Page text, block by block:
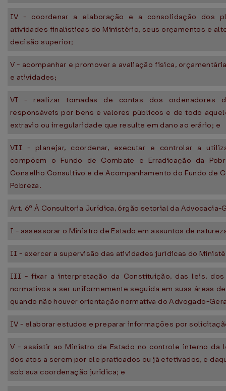
IV - coordenar a elaboração e a consolidação dos
atividades finalísticas do Ministério, seus orçamentos e
decisão superior;
V - acompanhar e promover a avaliação física,
e atividades;
VI - realizar tomadas de contas dos ordenadores
responsáveis por bens e valores públicos e de todo
extravio ou irregularidade que resulte em dano ao erário; e
VII - planejar, coordenar, executar e controlar a
compõem o Fundo de Combate e Erradicação da
Conselho Consultivo e de Acompanhamento do Fundo de
Pobreza.
Art. 6º À Consultoria Jurídica, órgão setorial da Advocacia-
I - assessorar o Ministro de Estado em assuntos de
II - exercer a supervisão das atividades jurídicas do
III - fixar a interpretação da Constituição, das leis,
normativos a ser uniformemente seguida em suas áreas
quando não houver orientação normativa do Advogado-
IV - elaborar estudos e preparar informações por
V - assistir ao Ministro de Estado no controle interno da
dos atos a serem por ele praticados ou já efetivados, e
sob sua coordenação jurídica; e